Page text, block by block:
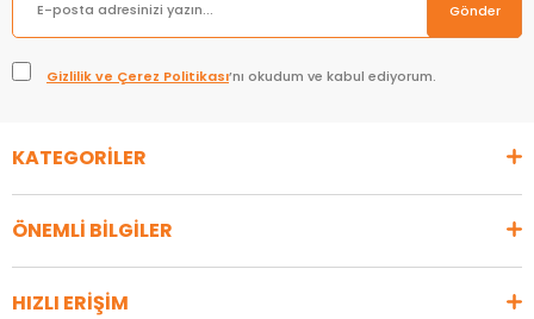
Gönder
Gizlilik ve Çerez Politikası’nı okudum ve kabul ediyorum.
KATEGORİLER
ÖNEMLİ BİLGİLER
HIZLI ERİŞİM